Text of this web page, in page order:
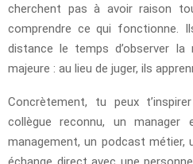
cherchent pas à avoir raison
comprendre ce qui fonctionne.
distance le temps d’observer la
majeure : au lieu de juger, ils
Concrètement, tu peux
collègue reconnu, un manager
management, un podcast métier,